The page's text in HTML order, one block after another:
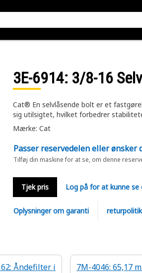
3E-6914: 3/8-16
Cat® En selvlåsende bolt er et
sig utilsigtet, hvilket forbedrer
Mærke: Cat
Passer reservedelen eller ønsker
Tilføj din maskine for at se, om denne
Tjek pris Log på for at kunne se
Oplysninger om garanti returpolitik
Åndefilter i
7M-4046: 65,17